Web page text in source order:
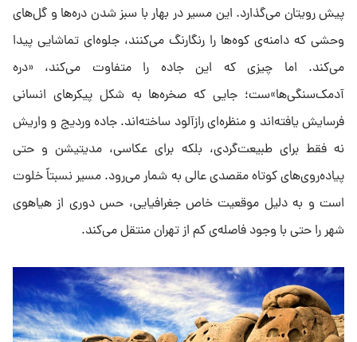
پیش رویتان می‌گذارد. این مسیر در بهار با سبز شدن دره‌ها و گل‌های
وحشی‌ که دامنه‌ی کوه‌ها را رنگارنگ می‌کنند، جلوه‌ای تماشایی پیدا
می‌کند. اما چیزی که این جاده را متفاوت می‌کند، «دره
آدمک‌سنگی‌ها»ست؛ جایی که صخره‌ها به شکل پیکرهای انسانی
فرسایش یافته‌اند و منظره‌ای رازآلود ساخته‌اند. جاده وردیج و واریش
نه فقط برای طبیعت‌گردی، بلکه برای عکاسی، مدیتیشن و حتی
پیاده‌روی‌های کوتاه مقصدی عالی به شمار می‌رود. مسیر نسبتاً خلوت
است و به دلیل موقعیت خاص جغرافیایی، حس دوری از هیاهوی
شهر را حتی با وجود فاصله‌ی کم از تهران منتقل می‌کند.